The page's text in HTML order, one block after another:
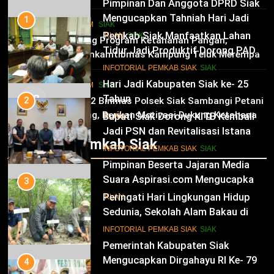
Pimpinan Dan Anggota DPRD Siak
Mengucapkan Tahniah Hari Jadi
Kabupaten Siak Ke-25 Tahun
IKLAN SIAK
11
Hari Jadi Kabupaten Siak ke- 25
Tahun
IKLAN
12
Pimpinan Beserta Jajaran Media
Suara Aspirasi.com Mengucapkan
Selamat HUT RI Ke-79
IKLAN
13
Pemerintah Kabupaten Siak
Mengucapkan Dirgahayu RI Ke- 79
02
HUKRIM SIAK
Dukung Program Ketahanan Pangan,
Bhabinkamtibmas Kampung Teluk Merempan
Tinjau Tanaman Jagung Waga
03
HUKRIM SIAK
Panit 2 Binmas Polsek Siak Sambangi Petani
Jagung, Berikan Motivasi Dukung Ketahanan
Pangan Nasional
Infotorial Pemkab Siak
1
Pemkab Siak Manfaatkan Lahan
Tidur Jadi Produktif Dorong PAD
dan Kesejahteraan Warga
INFOTORIAL PEMKAB SIAK SIAK
2
Bupati Siak Dorong KITB Kembali
Jadi PSN dan Revitalisasi Istana
Kesultanan Siak
INFOTORIAL PEMKAB SIAK SIAK
3
Peringati Hari Lingkungan Hidup
Sedunia, Sekolah Alam Bakau di
Siak Cetak Generasi Penjaga
Pesisir
INFOTORIAL PEMKAB SIAK SIAK
4